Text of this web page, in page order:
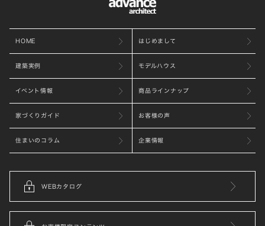
HOME はじめまして
建築実例 モデルハウス
イベント情報 商品ラインナップ
家づくりガイド お客様の声
住まいのコラム 企業情報
WEBカタログ